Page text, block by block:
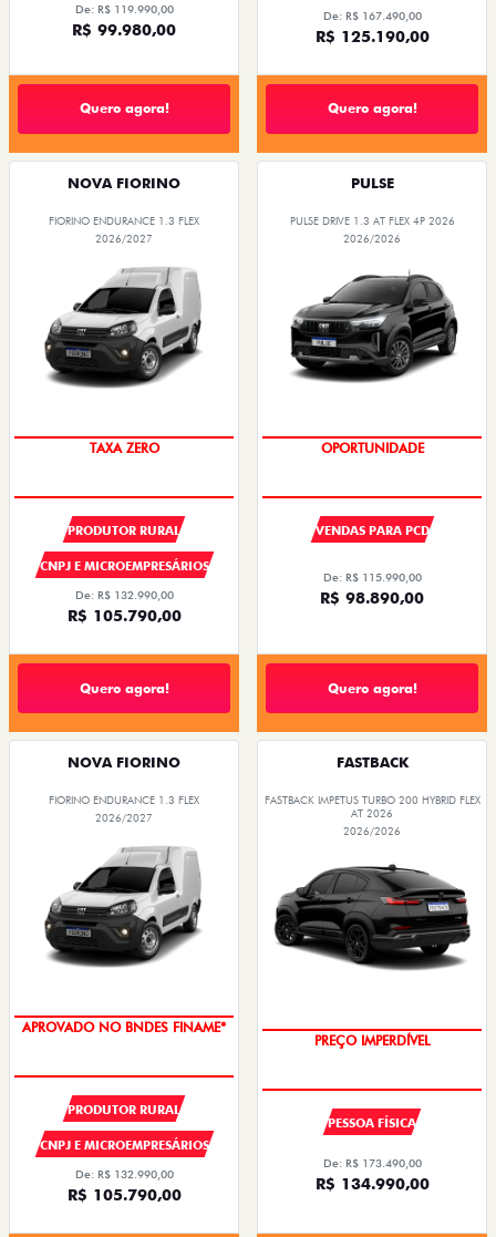
De: R$ 119.990,00
R$ 99.980,00
Quero agora!
De: R$ 167.490,00
R$ 125.190,00
Quero agora!
NOVA FIORINO
FIORINO ENDURANCE 1.3 FLEX
2026/2027
TAXA ZERO
PRODUTOR RURAL
CNPJ E MICROEMPRESÁRIOS
De: R$ 132.990,00
R$ 105.790,00
Quero agora!
PULSE
PULSE DRIVE 1.3 AT FLEX 4P 2026
2026/2026
OPORTUNIDADE
VENDAS PARA PCD
De: R$ 115.990,00
R$ 98.890,00
Quero agora!
NOVA FIORINO
FIORINO ENDURANCE 1.3 FLEX
2026/2027
APROVADO NO BNDES FINAME*
PRODUTOR RURAL
CNPJ E MICROEMPRESÁRIOS
De: R$ 132.990,00
R$ 105.790,00
FASTBACK
FASTBACK IMPETUS TURBO 200 HYBRID FLEX
AT 2026
2026/2026
PREÇO IMPERDÍVEL
PESSOA FÍSICA
De: R$ 173.490,00
R$ 134.990,00